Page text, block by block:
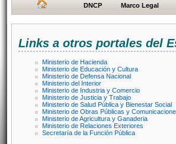
DNCP Marco Legal
Links a otros portales del
Ministerio de Hacienda
Ministerio de Educación y Cultura
Ministerio de Defensa Nacional
Ministerio del Interior
Ministerio de Industria y Comercio
Ministerio de Justicia y Trabajo
Ministerio de Salud Pública y Bienestar Social
Ministerio de Obras Públicas y
Ministerio de Agricultura y Ganaderia
Ministerio de Relaciones Exteriores
Secretaría de la Función Pública